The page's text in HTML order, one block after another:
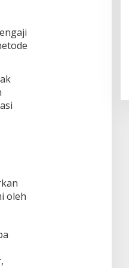
oleh
Istana Dibuka,
Kuota